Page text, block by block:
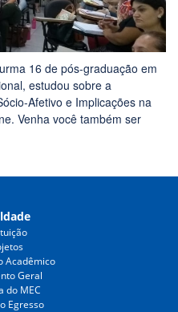
16 de pós-graduação em
estudou sobre a
Afetivo e Implicações na
Venha você também ser
Acadêmico
Geral
do MEC
Egresso